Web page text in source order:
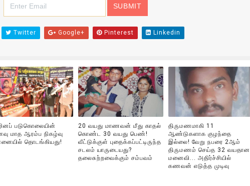
Twitter Google+ Pinterest Linkedin
படுகொலையின்
மாத ஆரம்ப நிகழ்வு
தொடங்கியது!
20 வயது மாணவன் மீது காதல்
கொண்ட 30 வயது பெண்!
வீட்டுக்குள் புதைக்கப்பட்டிருந்த
சடலம் யாருடையது?
தலைசுற்றவைக்கும் சம்பவம்
திருமணமாகி 11
ஆண்டுகளாக குழந்தை
இல்லை! வேறு நபரை 2ஆம்
திருமணம் செய்த 32 வயதான
மனைவி... அதிர்ச்சியில்
கணவன் எடுத்த முடிவு